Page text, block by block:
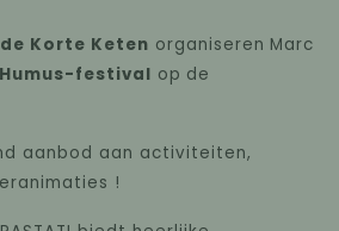
Korte Keten organiseren Marc
Humus-festival op de
aanbod aan activiteiten,
!